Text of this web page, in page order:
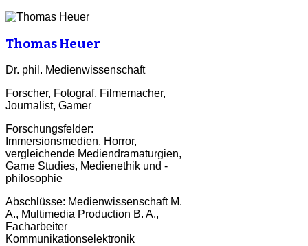
Thomas Heuer
Dr. phil. Medienwissenschaft
Forscher, Fotograf, Filmemacher,
Journalist, Gamer
Forschungsfelder:
Immersionsmedien, Horror,
vergleichende Mediendramaturgien,
Game Studies, Medienethik und -
philosophie
Abschlüsse: Medienwissenschaft M.
A., Multimedia Production B. A.,
Facharbeiter
Kommunikationselektronik